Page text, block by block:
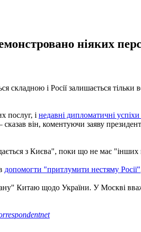
ніяких
і Росії залишається
послуг, і недавні дипломатичні
він, коментуючи заяву
з Києва", поки що не має
допомогти "притлумити нестяму Росії"
Китаю щодо України. У Москві